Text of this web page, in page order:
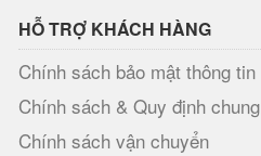
HỖ TRỢ KHÁCH HÀNG
Chính sách bảo mật thông tin
Chính sách & Quy định chung
Chính sách vận chuyển